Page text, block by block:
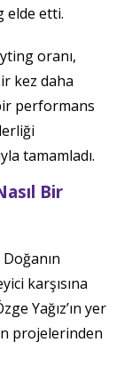
elde etti.
oranı,
kez daha
performans
tamamladı.
Bir
karşısına
Yağız’ın yer
projelerinden